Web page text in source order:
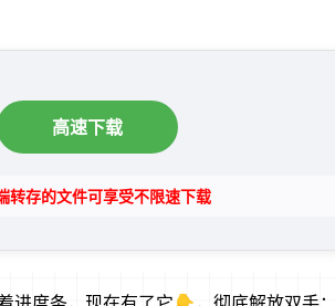
高速下载
转存的文件可享受不限速下载